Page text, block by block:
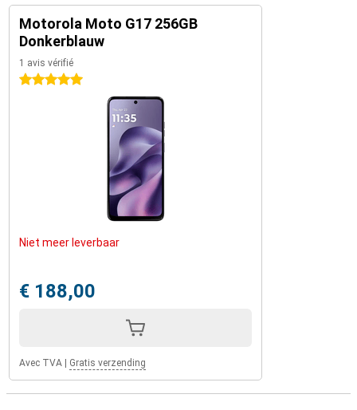
Motorola Moto G17 256GB
Donkerblauw
1 avis vérifié
5 étoiles
Niet meer leverbaar
€ 188,00
Avec TVA Gratis verzending